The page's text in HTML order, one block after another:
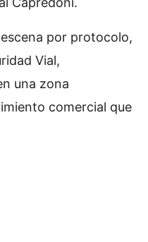
por protocolo,
Vial,
una zona
comercial que